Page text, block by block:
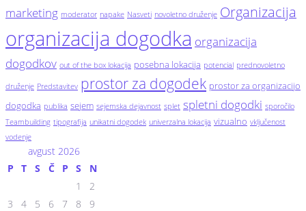
marketing moderator napake Nasveti novoletno druženje Organizacija
organizacija dogodka organizacija
dogodkov out of the box lokacija posebna lokacija potencial prednovoletno
druženje Predstavitev prostor za dogodek prostor za organizacijo
dogodka publika sejem sejemska dejavnost splet spletni dogodki sporočilo
Teambuilding tipografija unikatni dogodek univerzalna lokacija vizualno vključenost
vodenje
avgust 2026
P
T S Č P S
N
1
2
3
4 5 6 7 8
9